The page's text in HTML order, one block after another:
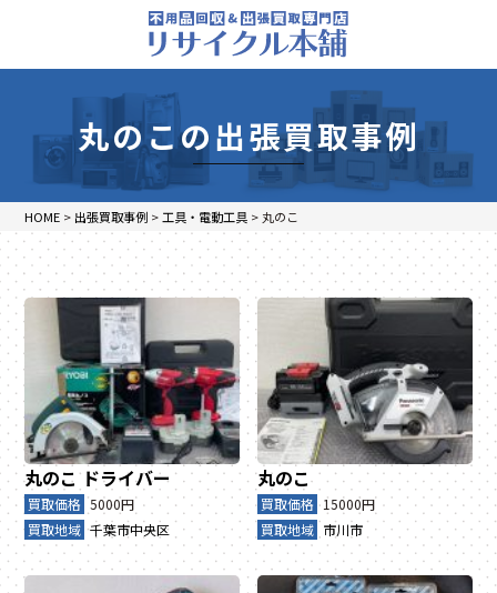
丸のこの出張買取事例
HOME > 出張買取事例 >工具・電動工具 > 丸のこ
丸のこ ドライバー
買取価格 5000円
買取地域 千葉市中央区
丸のこ
買取価格 15000円
買取地域 市川市